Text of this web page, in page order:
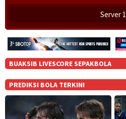
Server 1
BUAKSIB LIVESCORE SEPAKBOLA
PREDIKSI BOLA TERKINI